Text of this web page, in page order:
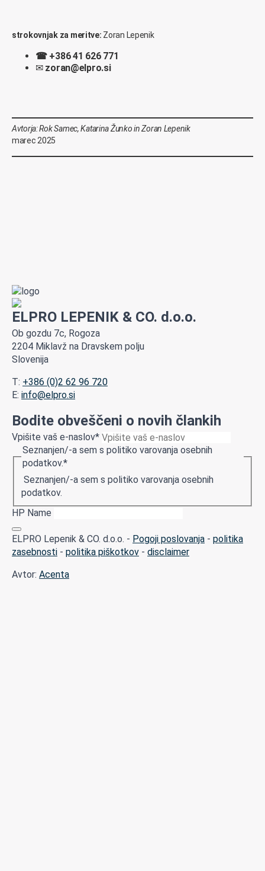
strokovnjak za meritve: Zoran Lepenik
☎ +386 41 626 771
✉ zoran@elpro.si
Avtorja: Rok Samec, Katarina Žunko in Zoran Lepenik
marec 2025
ELPRO LEPENIK & CO. d.o.o.
Ob gozdu 7c, Rogoza
2204 Miklavž na Dravskem polju
Slovenija
T: +386 (0)2 62 96 720
E: info@elpro.si
Bodite obveščeni o novih člankih
Vpišite vaš e-naslov*
Seznanjen/-a sem s politiko varovanja osebnih
podatkov.*
Seznanjen/-a sem s politiko varovanja osebnih
podatkov.
HP Name
ELPRO Lepenik & CO. d.o.o. - Pogoji poslovanja - politika
zasebnosti - politika piškotkov - disclaimer
Avtor: Acenta